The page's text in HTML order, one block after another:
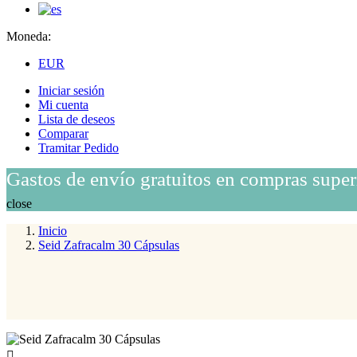
Moneda:
EUR
Iniciar sesión
Mi cuenta
Lista de deseos
Comparar
Tramitar Pedido
Gastos de envío gratuitos en compras
close
Inicio
Seid Zafracalm 30 Cápsulas